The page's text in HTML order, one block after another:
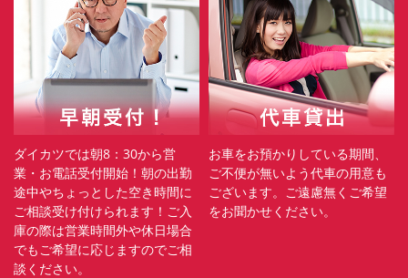
ダイカツでは朝8：30から営
業・お電話受付開始！朝の出勤
途中やちょっとした空き時間に
ご相談受け付けられます！ご入
庫の際は営業時間外や休日場合
でもご希望に応じますのでご相
談ください。
お車をお預かりしている期間、
ご不便が無いよう代車の用意も
ございます。ご遠慮無くご希望
をお聞かせください。